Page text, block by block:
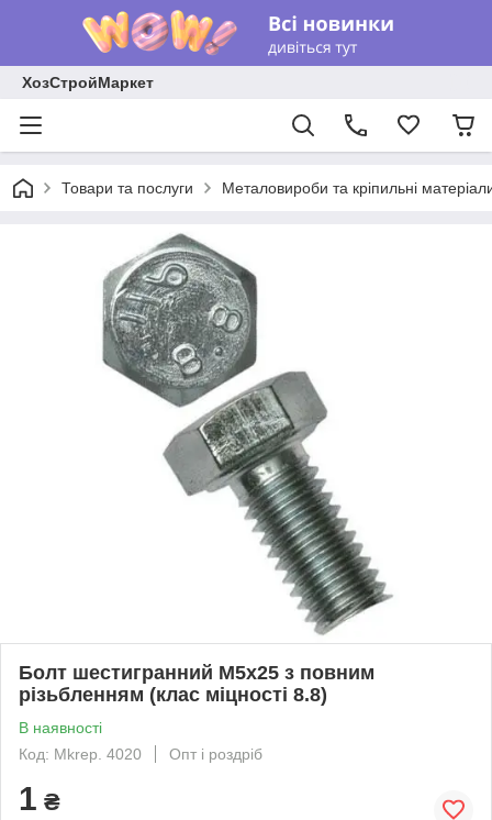
ХозСтройМаркет
Товари та послуги Металовироби та кріпильні
Болт шестигранний М5х25 з повним
різьбленням (клас міцності 8.8)
В наявності
Код: Mkrep. 4020
Опт і роздріб
1 ₴